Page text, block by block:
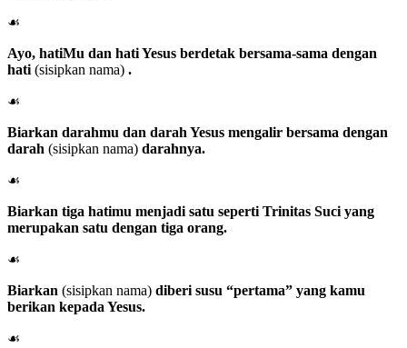
☙
Ayo, hatiMu dan hati Yesus berdetak bersama-sama dengan
hati (sisipkan nama) .
☙
Biarkan darahmu dan darah Yesus mengalir bersama dengan
darah (sisipkan nama) darahnya.
☙
Biarkan tiga hatimu menjadi satu seperti Trinitas Suci yang
merupakan satu dengan tiga orang.
☙
Biarkan (sisipkan nama) diberi susu “pertama” yang kamu
berikan kepada Yesus.
☙